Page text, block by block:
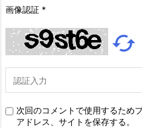
画像認証 *

次回のコメントで使用するため
アドレス、サイトを保存する。